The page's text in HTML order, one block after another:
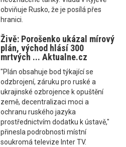
obviňuje Rusko, že je posílá přes
hranici.
Živě: Porošenko ukázal mírový
plán, východ hlásí 300
mrtvých ... Aktualne.cz
"Plán obsahuje bod týkající se
odzbrojení, záruku pro ruské a
ukrajinské ozbrojence k opuštění
země, decentralizaci moci a
ochranu ruského jazyka
prostřednictvím dodatku k ústavě,"
přinesla podrobnosti místní
soukromá televize Inter TV.